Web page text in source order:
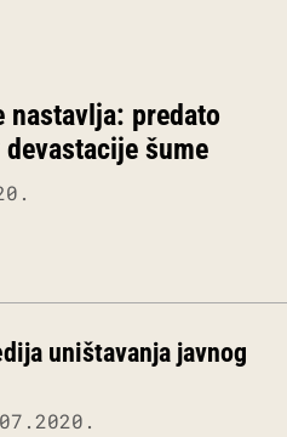
nastavlja: predato
šume
uništavanja javnog